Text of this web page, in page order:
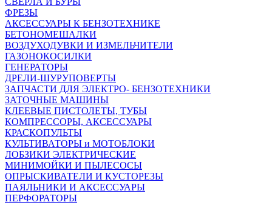
ФРЕЗЫ
АКСЕССУАРЫ К БЕНЗОТЕХНИКЕ
БЕТОНОМЕШАЛКИ
ВОЗДУХОДУВКИ И ИЗМЕЛЬЧИТЕЛИ
ГАЗОНОКОСИЛКИ
ГЕНЕРАТОРЫ
ДРЕЛИ-ШУРУПОВЕРТЫ
ЗАПЧАСТИ ДЛЯ ЭЛЕКТРО- БЕНЗОТЕХНИКИ
ЗАТОЧНЫЕ МАШИНЫ
КЛЕЕВЫЕ ПИСТОЛЕТЫ, ТУБЫ
КОМПРЕССОРЫ, АКСЕССУАРЫ
КРАСКОПУЛЬТЫ
КУЛЬТИВАТОРЫ и МОТОБЛОКИ
ЛОБЗИКИ ЭЛЕКТРИЧЕСКИЕ
МИНИМОЙКИ И ПЫЛЕСОСЫ
ОПРЫСКИВАТЕЛИ И КУСТОРЕЗЫ
ПАЯЛЬНИКИ И АКСЕССУАРЫ
ПЕРФОРАТОРЫ